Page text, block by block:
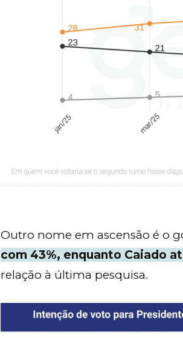
Outro nome em ascensão é o
com 43%, enquanto Caiado
relação à última pesquisa.